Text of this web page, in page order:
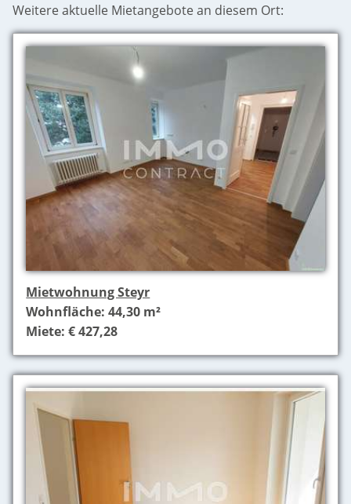
Weitere aktuelle Mietangebote an diesem Ort:
Mietwohnung Steyr
Wohnfläche: 44,30 m²
Miete: € 427,28